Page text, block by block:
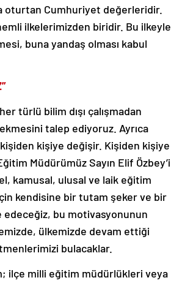
oturtan Cumhuriyet değerleridir.
ilkelerimizden biridir. Bu ilkeyle
buna yandaş olması kabul
türlü bilim dışı çalışmadan
talep ediyoruz. Ayrıca
kişiye değişir. Kişiden kişiye
Müdürümüz Sayın Elif Özbey’i
kamusal, ulusal ve laik eğitim
kendisine bir tutam şeker ve bir
bu motivasyonunun
ülkemizde devam ettiği
bulacaklar.
ilçe milli eğitim müdürlükleri veya